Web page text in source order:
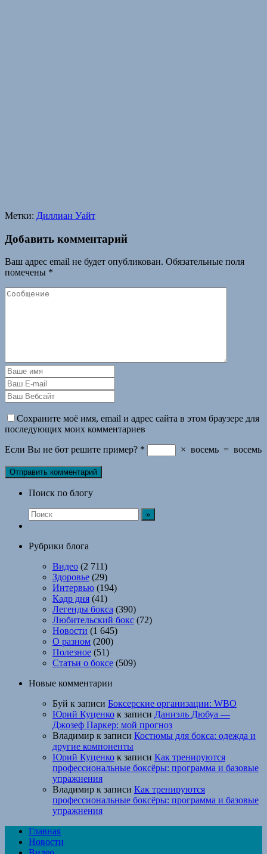
Метки: Диллиан Уайт
Добавить комментарий
Ваш адрес email не будет опубликован. Обязательные поля
помечены *
Сохраните моё имя, email и адрес сайта в этом браузере для
последующих моих комментариев
Если Вы не бот решите пример? * × восемь = восемь
Поиск по блогу
Рубрики блога
Видео (2 711)
Здоровье (29)
Интервью (194)
Кадр дня (41)
Легенды бокса (390)
Любительский бокс (72)
Новости (1 645)
О разном (200)
Полезное (51)
Статьи о боксе (509)
Новые комментарии
Буй к записи Боксерские организации: WBO
Юрий Куценко к записи Даниэль Дюбуа —
Джозеф Паркер: мой прогноз
Владимир к записи Костюмы для бокса: одежда и
другие компоненты
Юрий Куценко к записи Как тренируются
профессиональные боксёры: программа и базовые
упражнения
Владимир к записи Как тренируются
профессиональные боксёры: программа и базовые
упражнения
Главная
Новости